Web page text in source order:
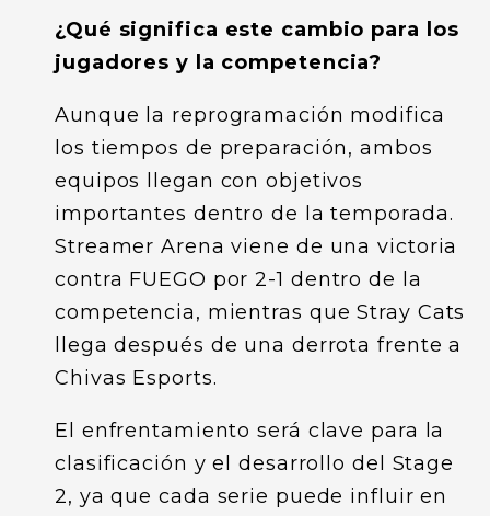
¿Qué significa este cambio para los
jugadores y la competencia?
Aunque la reprogramación modifica
los tiempos de preparación, ambos
equipos llegan con objetivos
importantes dentro de la temporada.
Streamer Arena viene de una victoria
contra FUEGO por 2-1 dentro de la
competencia, mientras que Stray Cats
llega después de una derrota frente a
Chivas Esports.
El enfrentamiento será clave para la
clasificación y el desarrollo del Stage
2, ya que cada serie puede influir en